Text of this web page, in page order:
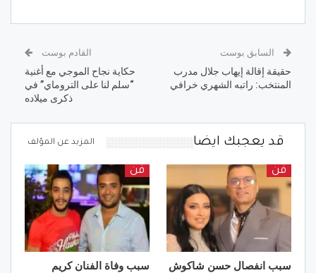
السابق بوست
حقيقة إقالة إيهاب جلال مدرب
المنتخب: راتبه الشهري خرافي
القادم بوست
حكاية نجاح الموجي مع أغنية
“سلم لنا على التروماي” في
ذكرى ميلاده
قد يعجبك ايضا المزيد عن المؤلف
فن
سبب انفصال حسن شاكوش
فن
سبب وفاة الفنان كريم